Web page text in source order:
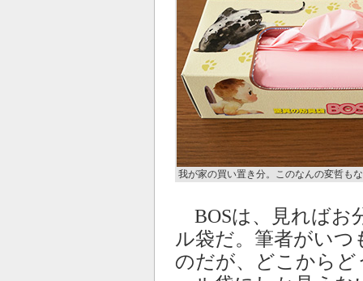
我が家の買い置き分。このなんの変哲も
BOSは、見ればお
ル袋だ。筆者がい
のだが、どこから